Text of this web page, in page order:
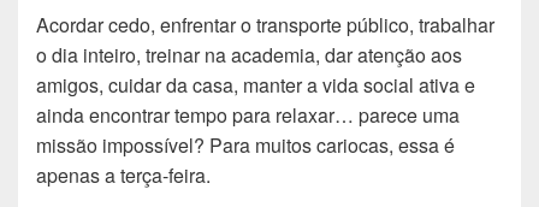
Acordar cedo, enfrentar o transporte público, trabalhar
o dia inteiro, treinar na academia, dar atenção aos
amigos, cuidar da casa, manter a vida social ativa e
ainda encontrar tempo para relaxar… parece uma
missão impossível? Para muitos cariocas, essa é
apenas a terça-feira.